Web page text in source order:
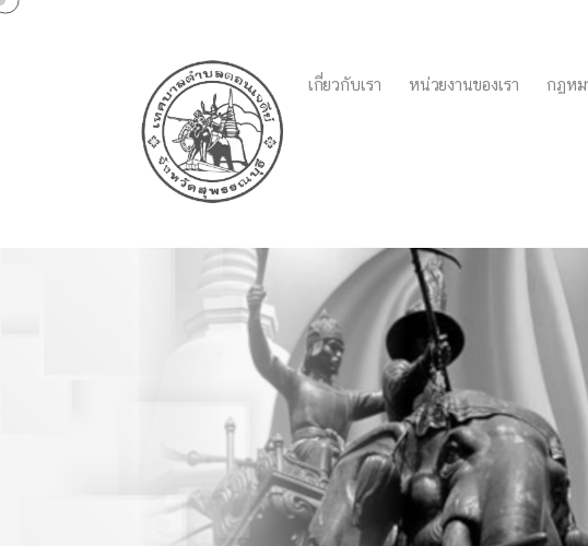
เกี่ยวกับเรา หน่วยงานของเรา กฏหม
ผลการดำเนินการเพื่อจัดกา
ประจำปีงบประมาณ พ.ศ